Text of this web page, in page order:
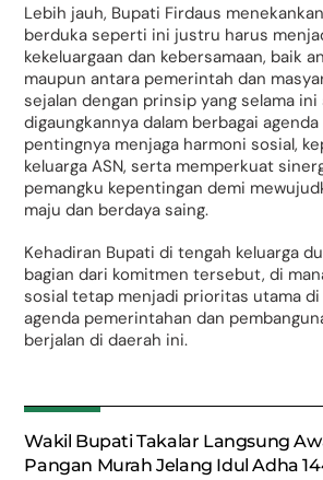
Lebih jauh, Bupati Firdaus
berduka seperti ini justru harus
kekeluargaan dan kebersamaan, baik
maupun antara pemerintah dan
sejalan dengan prinsip yang selama ini
digaungkannya dalam berbagai
pentingnya menjaga harmoni sosial,
keluarga ASN, serta memperkuat
pemangku kepentingan demi
maju dan berdaya saing.
Kehadiran Bupati di tengah keluarga
bagian dari komitmen tersebut, di
sosial tetap menjadi prioritas utama
agenda pemerintahan dan
berjalan di daerah ini.
Wakil Bupati Takalar Langsung
Pangan Murah Jelang Idul Adha